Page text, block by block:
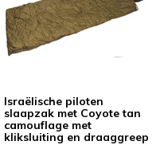
Israëlische piloten
slaapzak met Coyote tan
camouflage met
kliksluiting en draaggreep